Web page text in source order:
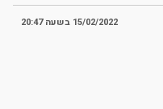
15/02/2022 בשעה 20:47